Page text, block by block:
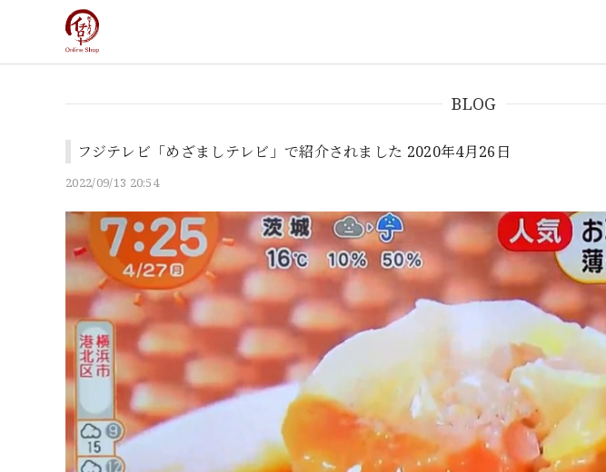
BLOG
フジテレビ「めざましテレビ」で紹介されました 2020年4月26日
2022/09/13 20:54